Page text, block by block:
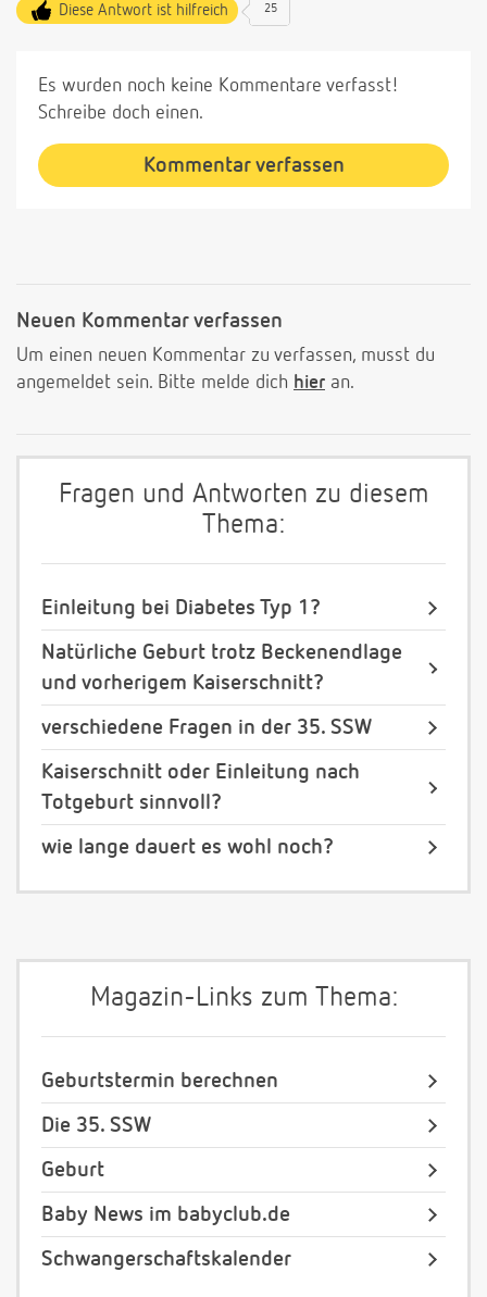
Diese Antwort ist hilfreich 25
Es wurden noch keine Kommentare verfasst!
Schreibe doch einen.
Kommentar verfassen
Neuen Kommentar verfassen
Um einen neuen Kommentar zu verfassen, musst du
angemeldet sein. Bitte melde dich hier an.
Fragen und Antworten zu diesem
Thema:
Einleitung bei Diabetes Typ 1?
Natürliche Geburt trotz Beckenendlage
und vorherigem Kaiserschnitt?
verschiedene Fragen in der 35. SSW
Kaiserschnitt oder Einleitung nach
Totgeburt sinnvoll?
wie lange dauert es wohl noch?
Magazin-Links zum Thema:
Geburtstermin berechnen
Die 35. SSW
Geburt
Baby News im babyclub.de
Schwangerschaftskalender